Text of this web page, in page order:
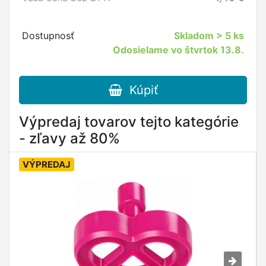
Dostupnosť Skladom > 5 ks
Odosielame vo štvrtok 13.8.
Kúpiť
Výpredaj tovarov tejto kategórie
- zľavy až 80%
VÝPREDAJ